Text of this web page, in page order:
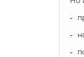
-
-
-